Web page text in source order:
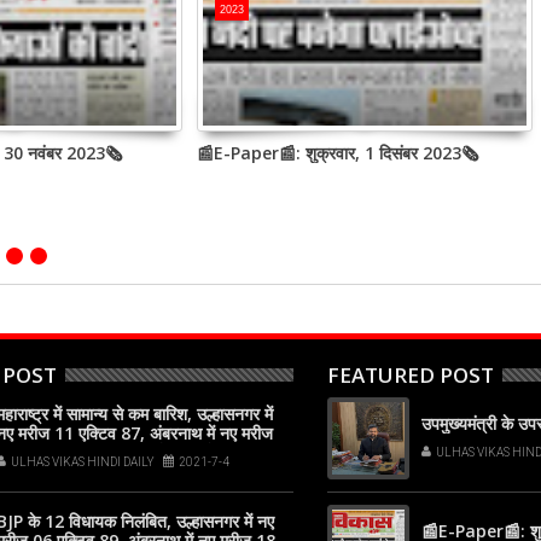
30 नवंबर 2023🗞
2023
📰E-Paper📰: शुक्रवार, 1 दिसंबर 2023🗞
में सामान्य से कम बारिश, उल्हासनगर में
मरीज 11 एक्टिव 87, अंबरनाथ में नए मरीज
11 एक्टिव 117, कल्याण-डोंबिवली में नए मरीज
ULHAS VIKAS HINDI DAILY 2021-7-4
के 12 विधायक निलंबित, उल्हासनगर में नए
FEATURED POST
उपमुख्यमंत्री के
ULHAS VIKAS
📰E-Paper📰: